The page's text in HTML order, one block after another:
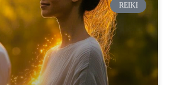
REIKI